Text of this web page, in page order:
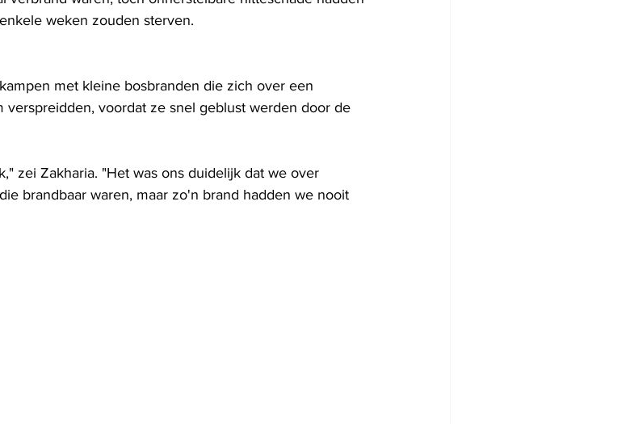
weken zouden sterven.
met kleine bosbranden die zich over een
voordat ze snel geblust werden door de
zei Zakharia. "Het was ons duidelijk dat we over
brandbaar waren, maar zo'n brand hadden we nooit